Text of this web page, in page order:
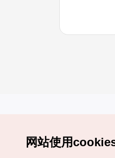
网站使用cookies